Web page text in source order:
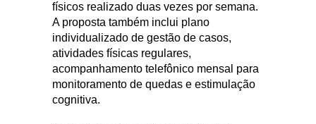
físicos realizado duas vezes por semana.
A proposta também inclui plano
individualizado de gestão de casos,
atividades físicas regulares,
acompanhamento telefônico mensal para
monitoramento de quedas e estimulação
cognitiva.